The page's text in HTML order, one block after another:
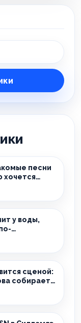
песни
хочется
у воды,
сценой:
собирает